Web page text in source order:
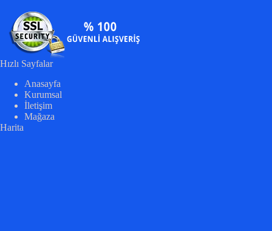
Hızlı Sayfalar
Anasayfa
Kurumsal
İletişim
Mağaza
Harita